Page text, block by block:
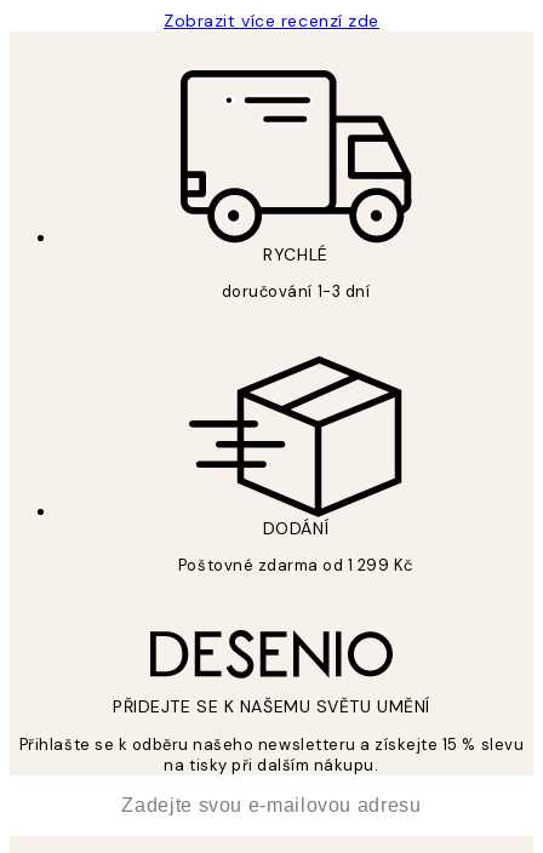
Zobrazit více recenzí zde
RYCHLÉ
doručování 1-3 dní
DODÁNÍ
Poštovné zdarma od 1 299 Kč
PŘIDEJTE SE K NAŠEMU SVĚTU UMĚNÍ
Přihlašte se k odběru našeho newsletteru a získejte 15 % slevu
na tisky při dalším nákupu.